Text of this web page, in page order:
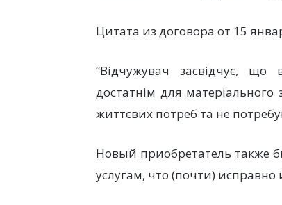
Цитата из договора от 15
“Відчужувач засвідчує,
достатнім для
життєвих потреб та не
Новый приобретатель также
услугам, что (почти)